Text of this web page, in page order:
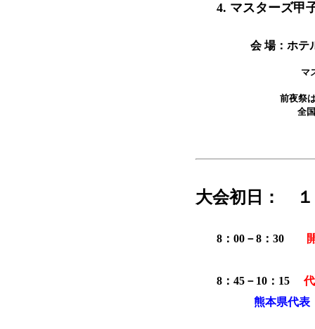
4. マスターズ甲
会 場：ホテル
マ
前夜祭
全
大会初日： １
8：00－8：30
8：45－10：15
熊本県代表